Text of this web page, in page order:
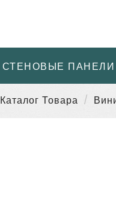
СТЕНОВЫЕ ПАНЕЛИ
Каталог Товара